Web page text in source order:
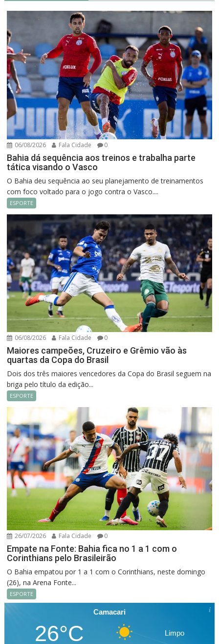
06/08/2026 Fala Cidade 0
Bahia dá sequência aos treinos e trabalha parte
tática visando o Vasco
O Bahia deu sequência ao seu planejamento de treinamentos
com foco voltado para o jogo contra o Vasco....
ESPORTE
06/08/2026 Fala Cidade 0
Maiores campeões, Cruzeiro e Grêmio vão às
quartas da Copa do Brasil
Dois dos três maiores vencedores da Copa do Brasil seguem na
briga pelo título da edição...
ESPORTE
26/07/2026 Fala Cidade 0
Empate na Fonte: Bahia fica no 1 a 1 com o
Corinthians pelo Brasileirão
O Bahia empatou por 1 a 1 com o Corinthians, neste domingo
(26), na Arena Fonte...
ESPORTE
Camacari
26°C Limpo